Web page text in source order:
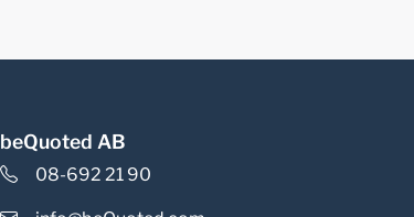
beQuoted AB
08-692 21 90